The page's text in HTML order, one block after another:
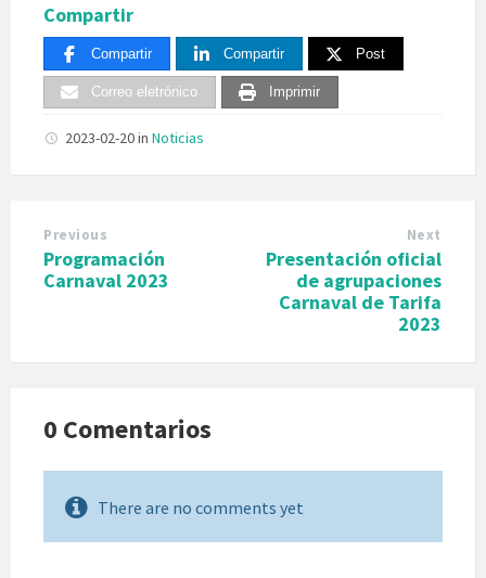
Compartir
Compartir Compartir Post
Correo eletrónico Imprimir
2023-02-20in Noticias
Previous
Programación
Carnaval 2023
Next
Presentación oficial
de agrupaciones
Carnaval de Tarifa
2023
0 Comentarios
There are no comments yet